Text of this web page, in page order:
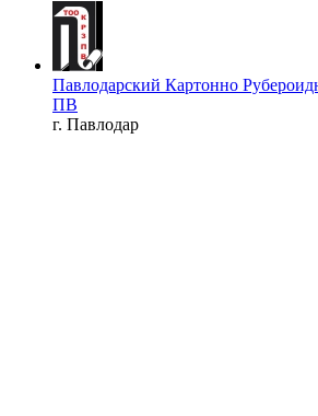
Павлодарский Картонно
ПВ
г. Павлодар